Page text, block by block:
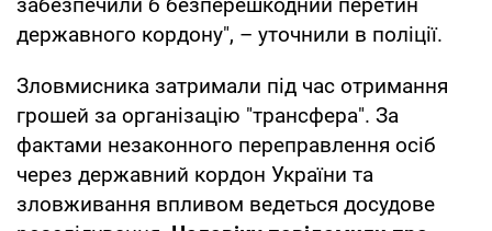
державного кордону", – уточнили в поліції.
Зловмисника затримали під час отримання
грошей за організацію "трансфера". За
фактами незаконного переправлення осіб
через державний кордон України та
зловживання впливом ведеться досудове